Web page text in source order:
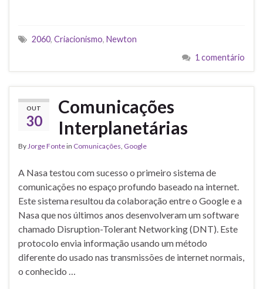
2060, Criacionismo, Newton
1 comentário
OUT
30
Comunicações
Interplanetárias
ByJorge Fontein Comunicações, Google
A Nasa testou com sucesso o primeiro sistema de
comunicações no espaço profundo baseado na internet.
Este sistema resultou da colaboração entre o Google e a
Nasa que nos últimos anos desenvolveram um software
chamado Disruption-Tolerant Networking (DNT). Este
protocolo envia informação usando um método
diferente do usado nas transmissões de internet normais,
o conhecido …